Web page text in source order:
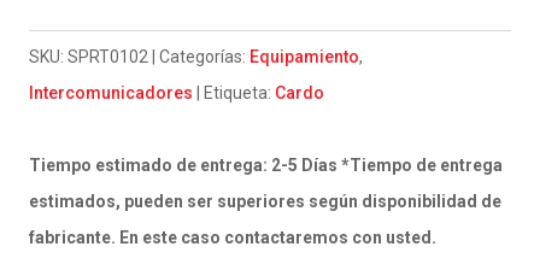
HD
DUO
SKU:SPRT0102 Categorías: Equipamiento,
Intercomunicadores
Etiqueta: Cardo
Tiempo estimado de entrega: 2-5 Días *Tiempo de entrega
estimados, pueden ser superiores según disponibilidad de
fabricante. En este caso contactaremos con usted.